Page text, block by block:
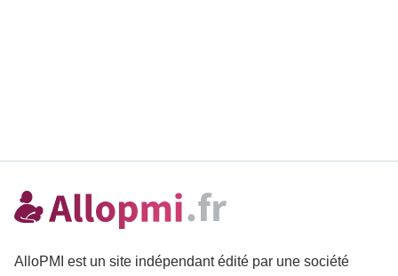
AlloPMI est un site indépendant édité par une société